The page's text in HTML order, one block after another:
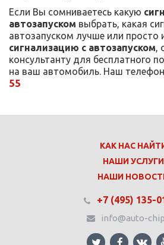
Если Вы сомниваетесь какую
автозапуском выбрать, какая
автозапуском лучше или просто
сигнализацию с автозапуском,
консультанту для бесплатного
на ваш автомобиль. Наш телефон
55
КАК НАС
НАШИ УСЛУГИ
НАШИ
+7 (495) 135-
info@auto-